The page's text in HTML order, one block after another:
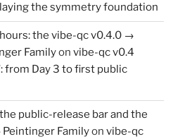
the symmetry foundation
the vibe-qc v0.4.0 →
Familyon vibe-qc v0.4
from Day 3 to first public
public-release bar and the
Familyon vibe-qc